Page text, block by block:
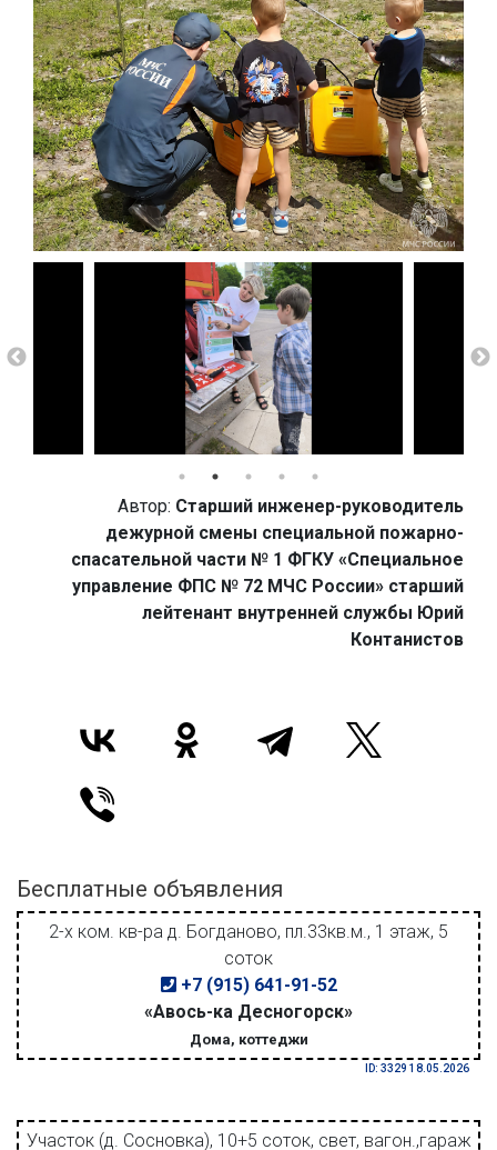
Автор: Старший инженер-руководитель
дежурной смены специальной пожарно-
спасательной части № 1 ФГКУ «Специальное
управление ФПС № 72 МЧС России» старший
лейтенант внутренней службы Юрий
Контанистов
Бесплатные объявления
2-х ком. кв-ра д. Богданово, пл.33кв.м., 1 этаж, 5
соток
+7 (915) 641-91-52
«Авось-ка Десногорск»
Дома, коттеджи
ID: 3329 18.05.2026
Участок (д. Сосновка), 10+5 соток, свет, вагон.,гараж